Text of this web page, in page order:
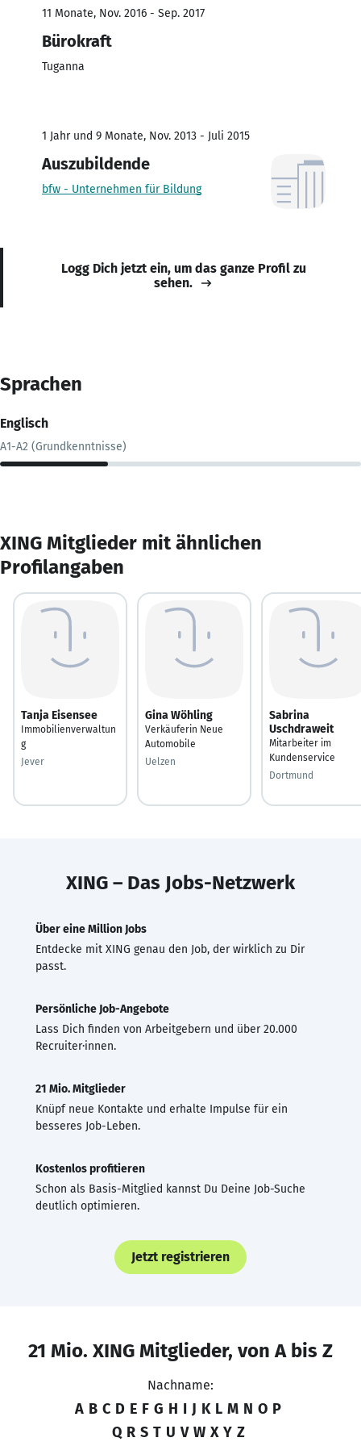
11 Monate, Nov. 2016 - Sep. 2017
Bürokraft
Tuganna
1 Jahr und 9 Monate, Nov. 2013 - Juli 2015
Auszubildende
bfw - Unternehmen für Bildung
Logg Dich jetzt ein, um das ganze Profil zu
sehen.
Sprachen
Englisch
A1-A2 (Grundkenntnisse)
XING Mitglieder mit ähnlichen
Profilangaben
Tanja Eisensee
Immobilienverwaltun
g
Jever
Gina Wöhling
Verkäuferin Neue
Automobile
Uelzen
Sabrina
Uschdraweit
Mitarbeiter im
Kundenservice
Dortmund
XING – Das Jobs-Netzwerk
Über eine Million Jobs
Entdecke mit XING genau den Job, der wirklich zu Dir
passt.
Persönliche Job-Angebote
Lass Dich finden von Arbeitgebern und über 20.000
Recruiter·innen.
21 Mio. Mitglieder
Knüpf neue Kontakte und erhalte Impulse für ein
besseres Job-Leben.
Kostenlos profitieren
Schon als Basis-Mitglied kannst Du Deine Job-Suche
deutlich optimieren.
Jetzt registrieren
21 Mio. XING Mitglieder, von A bis Z
Nachname:
A B C D E F G H I J K L M N O P
Q R S T U V W X Y Z